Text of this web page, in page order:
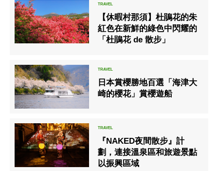
【休暇村那須】杜鵑花的朱
紅色在新鮮的綠色中閃耀的
「杜鵑花 de 散步」
日本賞櫻勝地百選「海津大
崎的櫻花」賞櫻遊船
『NAKED夜間散步』計
劃，連接溫泉區和旅遊景點
以振興區域